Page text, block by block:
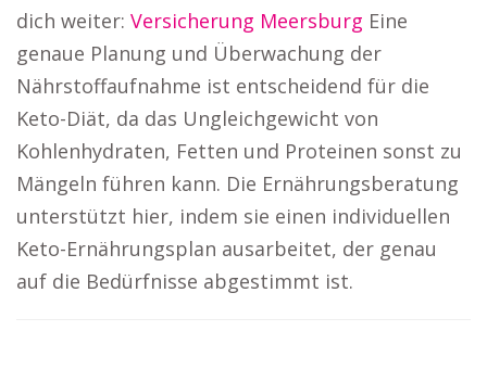
dich weiter: Versicherung Meersburg Eine
genaue Planung und Überwachung der
Nährstoffaufnahme ist entscheidend für die
Keto-Diät, da das Ungleichgewicht von
Kohlenhydraten, Fetten und Proteinen sonst zu
Mängeln führen kann. Die Ernährungsberatung
unterstützt hier, indem sie einen individuellen
Keto-Ernährungsplan ausarbeitet, der genau
auf die Bedürfnisse abgestimmt ist.